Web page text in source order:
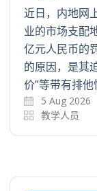
近日，内地网
业的市场支配
亿元人民币的
的原因，是其
价”等带有排
5 Aug 2026
教学人员